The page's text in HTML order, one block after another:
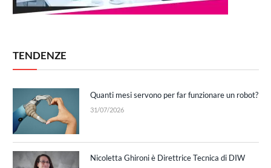
TENDENZE
Quanti mesi servono per far funzionare un robot?
31/07/2026
Nicoletta Ghironi è Direttrice Tecnica di DIW